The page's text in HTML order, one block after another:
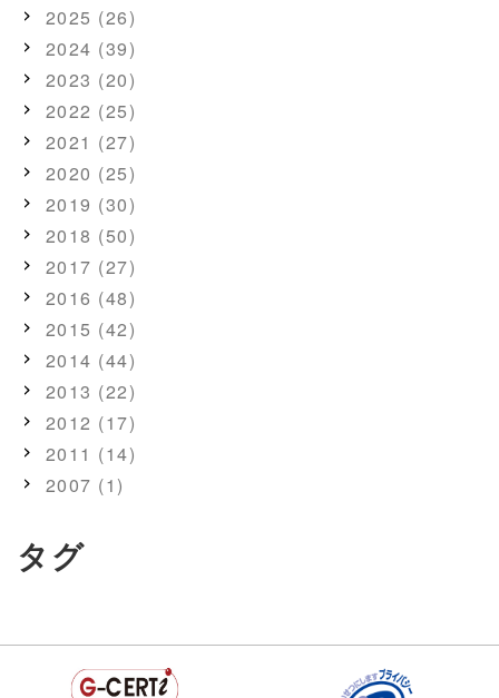
2025 (26)
2024 (39)
2023 (20)
2022 (25)
2021 (27)
2020 (25)
2019 (30)
2018 (50)
2017 (27)
2016 (48)
2015 (42)
2014 (44)
2013 (22)
2012 (17)
2011 (14)
2007 (1)
タグ